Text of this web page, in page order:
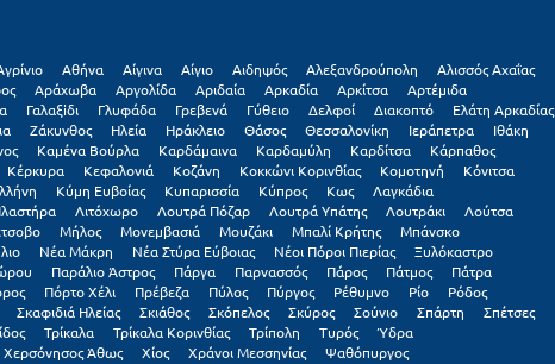
Αθήνα Αίγινα Αίγιο Αιδηψός Αλεξανδρούπολη
Αλισσός Αχαΐας
Αράχωβα Αργολίδα Αριδαία Αρκαδία Αρκίτσα
Αρτέμιδα
Γαλαξiδι Γλυφάδα Γρεβενά Γύθειο Δελφοί Διακοπτό
Ελάτη Αρκαδίας
Ζάκυνθος Ηλεία Ηράκλειο Θάσος Θεσσαλονίκη Ιεράπετρα
Ιθάκη
Καμένα Βούρλα Καρδάμαινα Καρδαμύλη Καρδίτσα
Κάρπαθος
Κέρκυρα Κεφαλονιά Κοζάνη Κοκκώνι Κορινθίας Κομοτηνή
Κόνιτσα
Κύμη Ευβοίας Κυπαρισσία Κύπρος Κως
Λαγκάδια
Λιτόχωρο Λουτρά Πόζαρ Λουτρά Υπάτης Λουτράκι
Λούτσα
Μήλος Μονεμβασιά Μουζάκι Μπαλί Κρήτης
Μπάνσκο
Νέα Μάκρη Νέα Στύρα Εύβοιας Νέοι Πόροι Πιερίας
Ξυλόκαστρο
Παράλιο Άστρος Πάργα Παρνασσός Πάρος Πάτμος
Πάτρα
Πόρτο Χέλι Πρέβεζα Πύλος Πύργος Ρέθυμνο Ρίο
Ρόδος
Σκαφιδιά Ηλείας Σκιάθος Σκόπελος Σκύρος Σούνιο Σπάρτη
Σπέτσες
Τρίκαλα Τρίκαλα Κορινθίας Τρίπολη Τυρός
Ύδρα
Χερσόνησος Άθως Χίος Χράνοι Μεσσηνίας Ψαθόπυργος